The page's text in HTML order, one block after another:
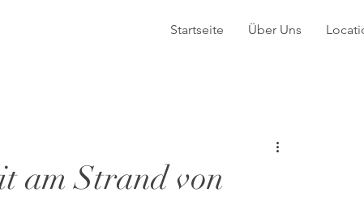
Startseite Über Uns
am Strand von